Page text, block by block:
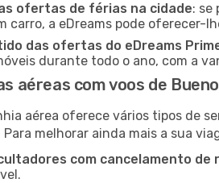
ofertas de férias na cidade: se
carro, a eDreams pode oferecer-
das ofertas do eDreams
durante todo o ano, com a
aéreas com voos de
aérea oferece vários tipos de
melhorar ainda mais a sua
com cancelamento de